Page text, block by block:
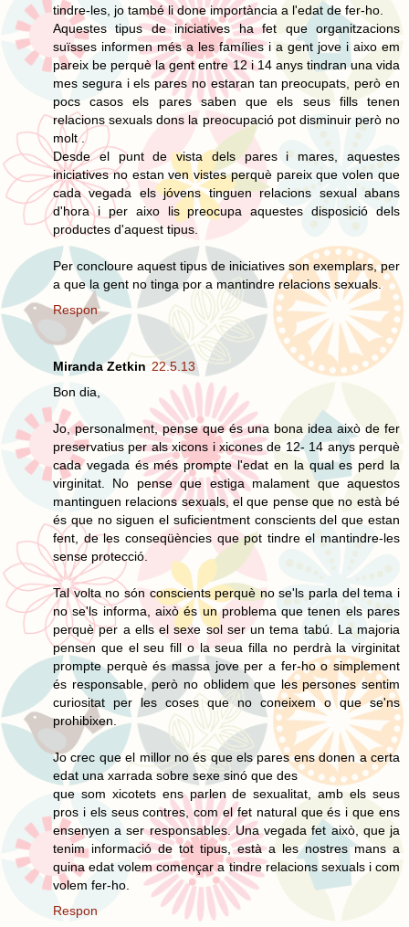
tindre-les, jo també li done importància a l'edat de fer-ho.
Aquestes tipus de iniciatives ha fet que organitzacions
suïsses informen més a les famílies i a gent jove i aixo em
pareix be perquè la gent entre 12 i 14 anys tindran una vida
mes segura i els pares no estaran tan preocupats, però en
pocs casos els pares saben que els seus fills tenen
relacions sexuals dons la preocupació pot disminuir però no
molt .
Desde el punt de vista dels pares i mares, aquestes
iniciatives no estan ven vistes perquè pareix que volen que
cada vegada els jóvens tinguen relacions sexual abans
d'hora i per aixo lis preocupa aquestes disposició dels
productes d'aquest tipus.
Per concloure aquest tipus de iniciatives son exemplars, per
a que la gent no tinga por a mantindre relacions sexuals.
Respon
Miranda Zetkin 22.5.13
Bon dia,
Jo, personalment, pense que és una bona idea això de fer
preservatius per als xicons i xicones de 12- 14 anys perquè
cada vegada és més prompte l'edat en la qual es perd la
virginitat. No pense que estiga malament que aquestos
mantinguen relacions sexuals, el que pense que no està bé
és que no siguen el suficientment conscients del que estan
fent, de les conseqüències que pot tindre el mantindre-les
sense protecció.
Tal volta no són conscients perquè no se'ls parla del tema i
no se'ls informa, això és un problema que tenen els pares
perquè per a ells el sexe sol ser un tema tabú. La majoria
pensen que el seu fill o la seua filla no perdrà la virginitat
prompte perquè és massa jove per a fer-ho o simplement
és responsable, però no oblidem que les persones sentim
curiositat per les coses que no coneixem o que se'ns
prohibixen.
Jo crec que el millor no és que els pares ens donen a certa
edat una xarrada sobre sexe sinó que des
que som xicotets ens parlen de sexualitat, amb els seus
pros i els seus contres, com el fet natural que és i que ens
ensenyen a ser responsables. Una vegada fet això, que ja
tenim informació de tot tipus, està a les nostres mans a
quina edat volem començar a tindre relacions sexuals i com
volem fer-ho.
Respon